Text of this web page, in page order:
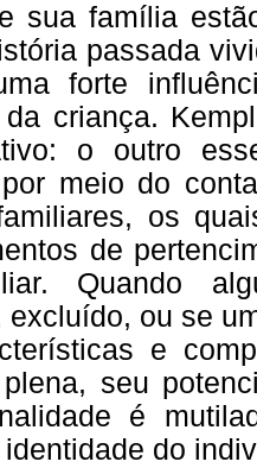
sua família
passada
forte
da criança.
o outro
meio do
os
de
Quando
excluído, ou se
e
seu
é
do